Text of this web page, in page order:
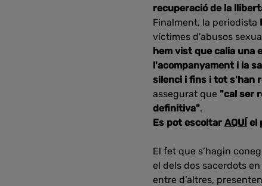
recuperació de la
Finalment, la periodista
víctimes d'abusos
hem vist que calia
l'acompanyament i la
silenci i fins i tot s'han
assegurat que "cal ser
definitiva".
Es pot escoltar AQUÍ el
El fet que s’hagin
el dels dos sacerdots
entre d’altres,